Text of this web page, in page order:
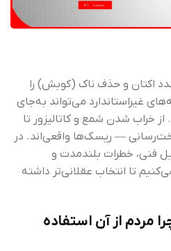
اکتان و حذف ناک (کوبش) را
غیر‌استاندارد می‌تواند به‌جای
خراب شدن شمع و کاتالیزور تا
— ریسک‌ها واقعی‌اند. در
فنی، خطرات بلندمدت و
تا انتخاب عقلانی‌تر داشته
مردم از آن استفاده